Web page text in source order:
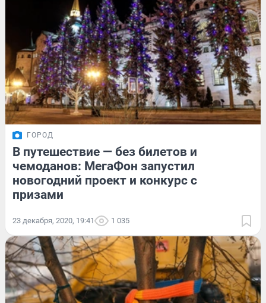
ГОРОД
В путешествие — без билетов и
чемоданов: МегаФон запустил
новогодний проект и конкурс с
призами
23 декабря, 2020, 19:41 1 035